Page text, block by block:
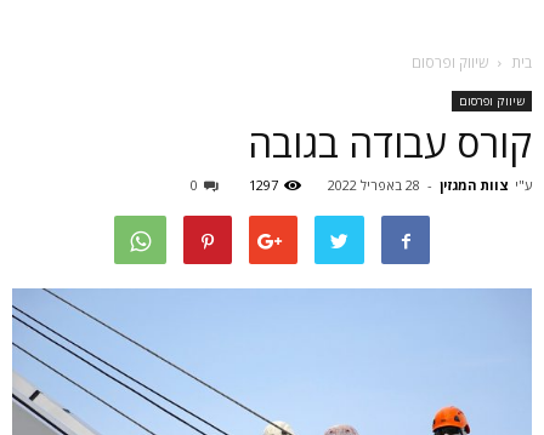
בית שיווק ופרסום
שיווק ופרסום
קורס עבודה בגובה
ע"י צוות המגזין - 28 באפריל 2022 1297
0